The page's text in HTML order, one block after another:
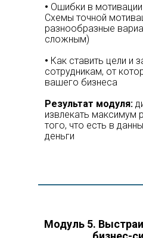
Модуль 5.
• Ошибки в мотивации
Схемы точной
разнообразные
сложным)
• Как ставить цели и
сотрудникам, от
вашего бизнеса
Результат модуля:
извлекать максимум
того, что есть в
деньги